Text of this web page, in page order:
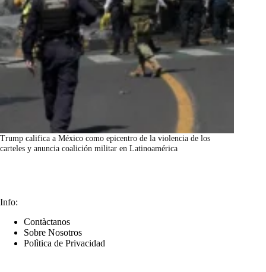
Trump califica a México como epicentro de la violencia de los
carteles y anuncia coalición militar en Latinoamérica
Info:
Contàctanos
Sobre Nosotros
Polìtica de Privacidad